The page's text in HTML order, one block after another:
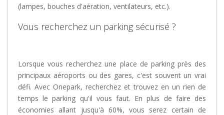
(lampes, bouches d'aération, ventilateurs, etc.).
Vous recherchez un parking sécurisé ?
Lorsque vous recherchez une place de parking près des
principaux aéroports ou des gares, c'est souvent un vrai
défi. Avec Onepark, recherchez et trouvez en un rien de
temps le parking qu'il vous faut. En plus de faire des
économies allant jusqu'à 60%, vous serez certain de